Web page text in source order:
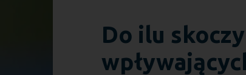
Do ilu